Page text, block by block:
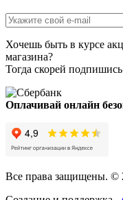
Хочешь быть в курсе
магазина?
Тогда скорей
Оплачивай онлайн
Все права защищены.